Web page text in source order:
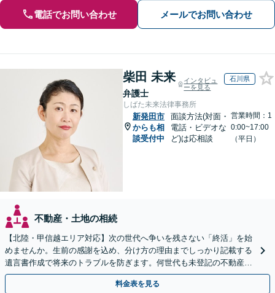
電話でお問い合わせ メールでお問い合わせ
柴田 未来
弁護士
インタビュ
ーを見る
石川県
しばた未来法律事務所
新発田市
からも相
談受付中
面談方法(対面・
電話・ビデオな
ど)は応相談
営業時間：1
0:00~17:00
（平日）
不動産・土地の相続
【北陸・甲信越エリア対応】次の世代へ争いを残さない「終活」を始
めませんか。生前の感謝を込め、分け方の理由までしっかり記載する
遺言書作成で将来のトラブルを防ぎます。何世代も未登記の不動産問
題も対応可能。【電話相談・WEB面談可】
料金表を見る